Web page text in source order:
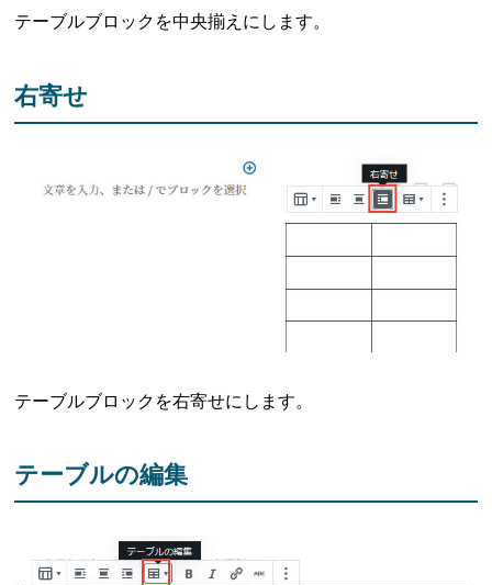
テーブルブロックを中央揃えにします。
右寄せ
テーブルブロックを右寄せにします。
テーブルの編集